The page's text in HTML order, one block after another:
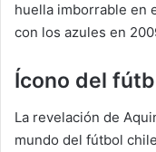
huella imborrable en
con los azules en
Ícono del
La revelación de
mundo del fútbol